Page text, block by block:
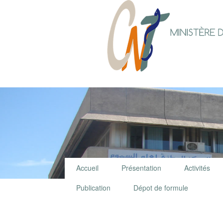
Accueil Présentation
Activités
Publication
Dépot de formule